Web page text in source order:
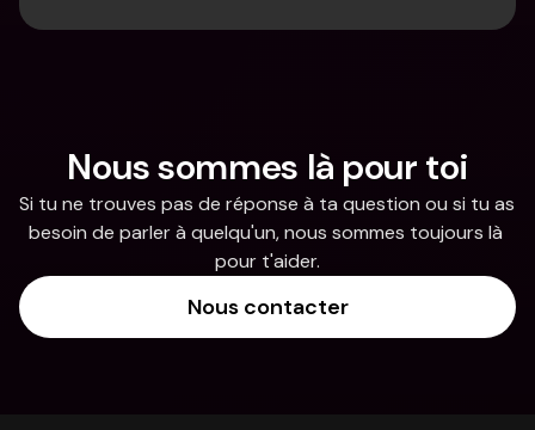
Nous sommes là pour toi
Si tu ne trouves pas de réponse à ta question ou si tu as
besoin de parler à quelqu'un, nous sommes toujours là
pour t'aider.
Nous contacter